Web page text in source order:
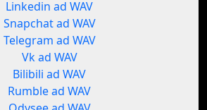
Linkedin ad WAV
Snapchat ad WAV
Telegram ad WAV
Vk ad WAV
Bilibili ad WAV
Rumble ad WAV